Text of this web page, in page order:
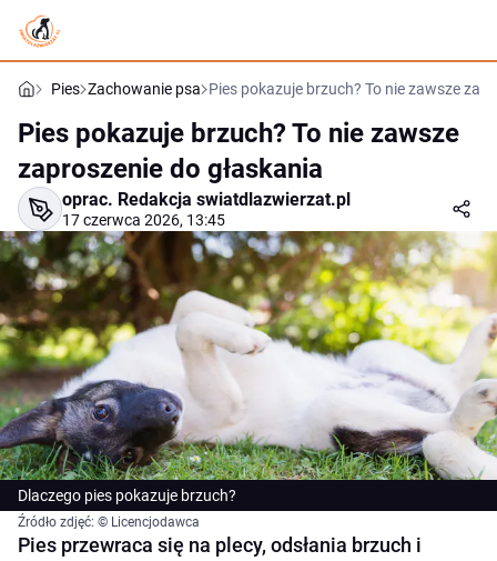
Pies Zachowanie psa Pies pokazuje brzuch? To nie zawsze
Pies pokazuje brzuch? To nie zawsze
zaproszenie do głaskania
oprac. Redakcja swiatdlazwierzat.pl
17 czerwca 2026, 13:45
Dlaczego pies pokazuje brzuch?
Źródło zdjęć: © Licencjodawca
Pies przewraca się na plecy, odsłania brzuch i